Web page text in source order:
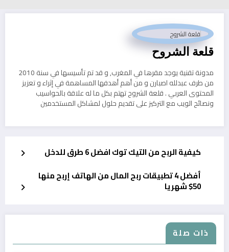
قلعة الشروح
مدونة تقنية يوجد مقرها في المغرب, و قد تم تأسيسها في سنة 2010
من طرف عبدلله اصبارن و من أهم أهدفها المساهمة في إثراء و تعزيز
المحتوى العربي . قلعة الشروح تهتم بكل ما له علاقة بالحواسيب
ونصائح الويب مع التركيز على تقديم حلول لمشاكل المستخدمين
كيفية الربح من التيك توك افضل 6 طرق للدخل
أفضل 4 تطبيقات ربح المال من الهاتف إربح منها
50$ شهريا
ذات صلة